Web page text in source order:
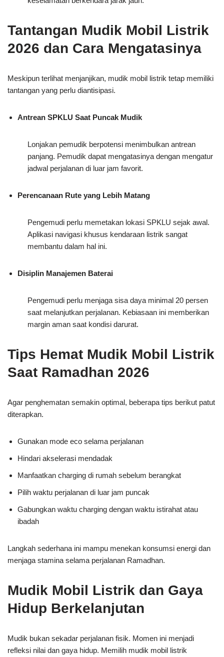
Tantangan Mudik Mobil Listrik
2026 dan Cara Mengatasinya
Meskipun terlihat menjanjikan, mudik mobil listrik tetap memiliki
tantangan yang perlu diantisipasi.
Antrean SPKLU Saat Puncak Mudik
Lonjakan pemudik berpotensi menimbulkan antrean
panjang. Pemudik dapat mengatasinya dengan mengatur
jadwal perjalanan di luar jam favorit.
Perencanaan Rute yang Lebih Matang
Pengemudi perlu memetakan lokasi SPKLU sejak awal.
Aplikasi navigasi khusus kendaraan listrik sangat
membantu dalam hal ini.
Disiplin Manajemen Baterai
Pengemudi perlu menjaga sisa daya minimal 20 persen
saat melanjutkan perjalanan. Kebiasaan ini memberikan
margin aman saat kondisi darurat.
Tips Hemat Mudik Mobil Listrik
Saat Ramadhan 2026
Agar penghematan semakin optimal, beberapa tips berikut patut
diterapkan.
Gunakan mode eco selama perjalanan
Hindari akselerasi mendadak
Manfaatkan charging di rumah sebelum berangkat
Pilih waktu perjalanan di luar jam puncak
Gabungkan waktu charging dengan waktu istirahat atau
ibadah
Langkah sederhana ini mampu menekan konsumsi energi dan
menjaga stamina selama perjalanan Ramadhan.
Mudik Mobil Listrik dan Gaya
Hidup Berkelanjutan
Mudik bukan sekadar perjalanan fisik. Momen ini menjadi
refleksi nilai dan gaya hidup. Memilih mudik mobil listrik